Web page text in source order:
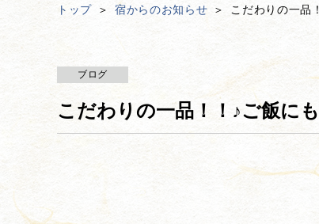
トップ 宿からのお知らせ こだわりの一品
ブログ
こだわりの一品！！♪ご飯に